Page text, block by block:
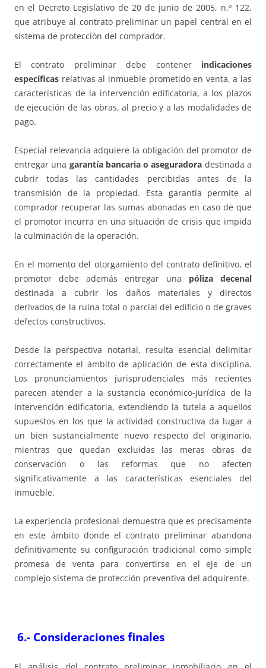
en el Decreto Legislativo de 20 de junio de 2005, n.º 122,
que atribuye al contrato preliminar un papel central en el
sistema de protección del comprador.
El contrato preliminar debe contener indicaciones
específicas relativas al inmueble prometido en venta, a las
características de la intervención edificatoria, a los plazos
de ejecución de las obras, al precio y a las modalidades de
pago.
Especial relevancia adquiere la obligación del promotor de
entregar una garantía bancaria o aseguradora destinada a
cubrir todas las cantidades percibidas antes de la
transmisión de la propiedad. Esta garantía permite al
comprador recuperar las sumas abonadas en caso de que
el promotor incurra en una situación de crisis que impida
la culminación de la operación.
En el momento del otorgamiento del contrato definitivo, el
promotor debe además entregar una póliza decenal
destinada a cubrir los daños materiales y directos
derivados de la ruina total o parcial del edificio o de graves
defectos constructivos.
Desde la perspectiva notarial, resulta esencial delimitar
correctamente el ámbito de aplicación de esta disciplina.
Los pronunciamientos jurisprudenciales más recientes
parecen atender a la sustancia económico-jurídica de la
intervención edificatoria, extendiendo la tutela a aquellos
supuestos en los que la actividad constructiva da lugar a
un bien sustancialmente nuevo respecto del originario,
mientras que quedan excluidas las meras obras de
conservación o las reformas que no afecten
significativamente a las características esenciales del
inmueble.
La experiencia profesional demuestra que es precisamente
en este ámbito donde el contrato preliminar abandona
definitivamente su configuración tradicional como simple
promesa de venta para convertirse en el eje de un
complejo sistema de protección preventiva del adquirente.
6.- Consideraciones finales